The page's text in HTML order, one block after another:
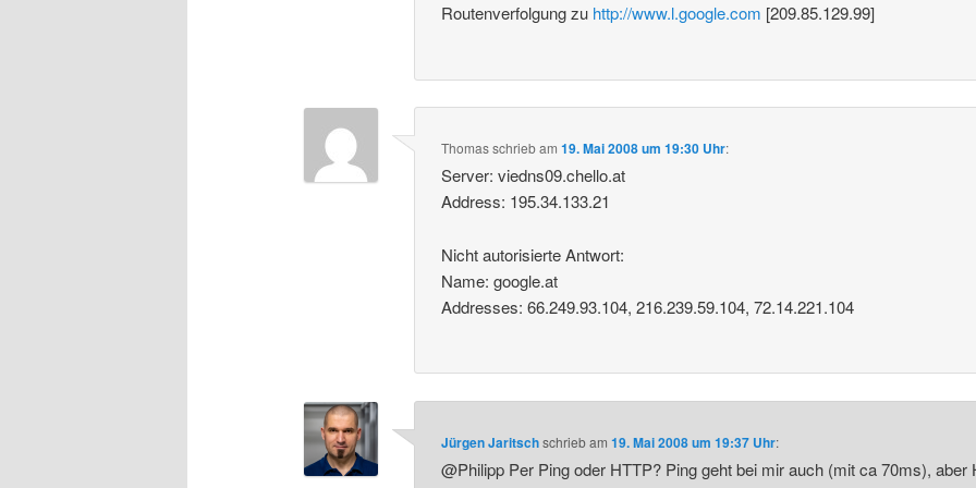
Routenverfolgung zu http://www.l.google.com [209.85.129.99]
Thomasschriebam19. Mai 2008 um 19:30 Uhr:
Server: viedns09.chello.at
Address: 195.34.133.21
Nicht autorisierte Antwort:
Name: google.at
Addresses: 66.249.93.104, 216.239.59.104, 72.14.221.104
Jürgen Jaritschschriebam19. Mai 2008 um 19:37 Uhr:
@Philipp Per Ping oder HTTP? Ping geht bei mir auch (mit ca 70ms), aber